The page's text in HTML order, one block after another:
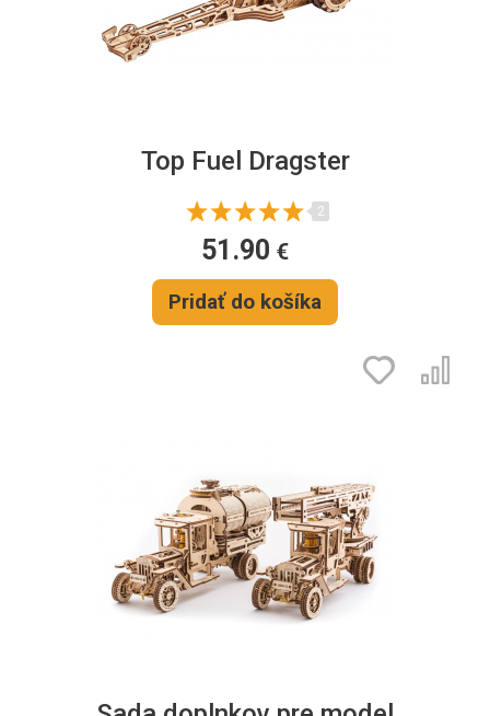
Top Fuel Dragster
2
51.90 €
Pridať do košíka